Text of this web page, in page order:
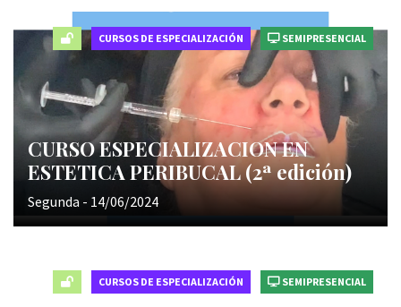
CURSOS DE ESPECIALIZACIÓN SEMIPRESENCIAL
CURSO ESPECIALIZACION EN
ESTETICA PERIBUCAL (2ª edición)
Segunda - 14/06/2024
CURSOS DE ESPECIALIZACIÓN SEMIPRESENCIAL